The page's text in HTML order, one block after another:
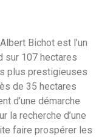
Bichot est l’un
sur 107 hectares
plus prestigieuses
de 35 hectares
d’une démarche
la recherche d’une
faire prospérer les